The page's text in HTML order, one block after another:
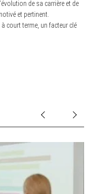
de sa carrière et de
et pertinent.
court terme, un facteur clé